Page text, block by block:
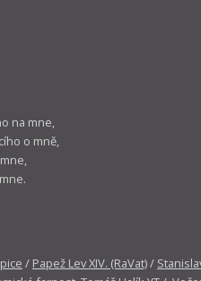
na mne,
o mně,
/ Papež Lev XIV. (RaVat)/